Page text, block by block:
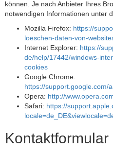
können. Je nach Anbieter Ihres
notwendigen Informationen unter
Mozilla Firefox: https://
loeschen-daten-von-
Internet Explorer: https://
de/help/17442/windows-
cookies
Google Chrome:
https://support.google.com/
Opera: http://
Safari: https://
Kontaktformular